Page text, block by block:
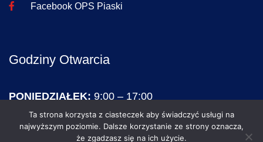
Facebook OPS Piaski
Godziny Otwarcia
PONIEDZIAŁEK: 9:00 – 17:00
WTOREK – PIĄTEK:7:15 – 15:15
SOBOTA – NIEDZIELA:NIECZYNNE
Ta strona korzysta z ciasteczek aby świadczyć usługi na
najwyższym poziomie. Dalsze korzystanie ze strony oznacza,
że zgadzasz się na ich użycie.